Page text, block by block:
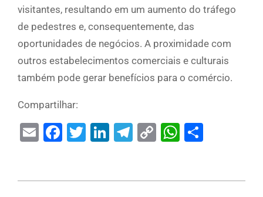
visitantes, resultando em um aumento do tráfego
de pedestres e, consequentemente, das
oportunidades de negócios. A proximidade com
outros estabelecimentos comerciais e culturais
também pode gerar benefícios para o comércio.
Compartilhar:
EmailFacebook
Twitter
LinkedIn
Telegram
Copy